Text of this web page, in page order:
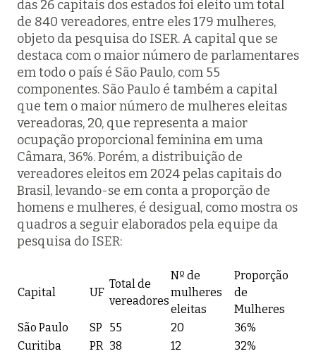
das 26 capitais dos estados foi eleito um total
de 840 vereadores, entre eles 179 mulheres,
objeto da pesquisa do ISER. A capital que se
destaca com o maior número de parlamentares
em todo o país é São Paulo, com 55
componentes. São Paulo é também a capital
que tem o maior número de mulheres eleitas
vereadoras, 20, que representa a maior
ocupação proporcional feminina em uma
Câmara, 36%. Porém, a distribuição de
vereadores eleitos em 2024 pelas capitais do
Brasil, levando-se em conta a proporção de
homens e mulheres, é desigual, como mostra os
quadros a seguir elaborados pela equipe da
pesquisa do ISER:
Capital UF
Total de
vereadores
Nº de
mulheres
eleitas
Proporção
de
Mulheres
São Paulo
SP 55 20
36%
Curitiba
PR 38 12
32%